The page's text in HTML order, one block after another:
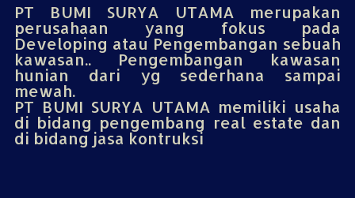
PT BUMI SURYA UTAMA merupakan
perusahaan yang fokus pada
Developing atau Pengembangan sebuah
kawasan.. Pengembangan kawasan
hunian dari yg sederhana sampai
mewah.
PT BUMI SURYA UTAMA memiliki usaha
di bidang pengembang real estate dan
di bidang jasa kontruksi